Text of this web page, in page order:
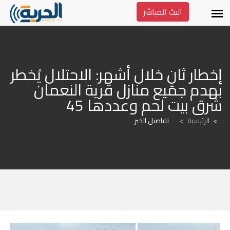
البث المباشر
إخطار ثانٍ خلال أشهر: الاحتلال يُخطر
بهدم جميع منازل قرية النعمان
شرق بيت لحم وعددها 45
الرئيسية > تفاصيل الخبر